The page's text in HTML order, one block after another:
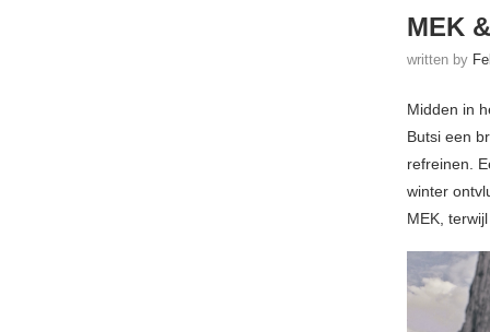
MEK
written by
Midden in
Butsi een
refreinen.
winter
MEK,